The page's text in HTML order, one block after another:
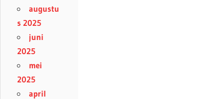
augustu
s 2025
juni
2025
mei
2025
april